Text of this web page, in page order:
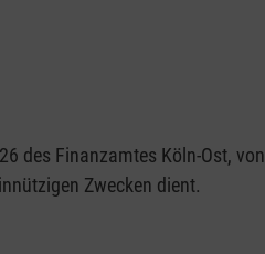
des Finanzamtes Köln-Ost,
Zwecken dient.